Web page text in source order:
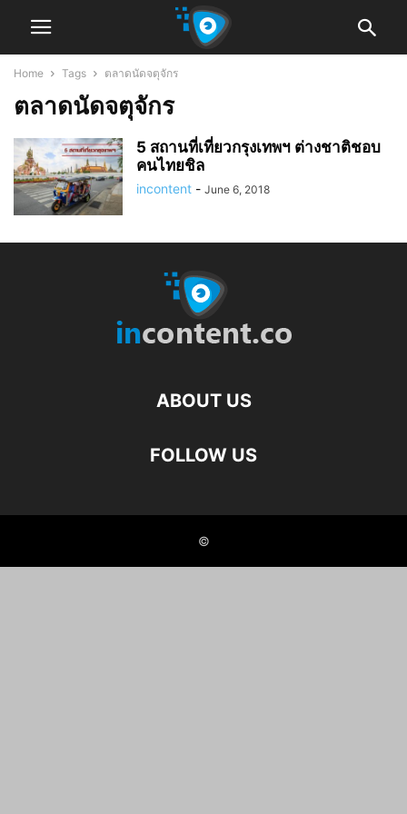
Home Tags ตลาดนัดจตุจักร
ตลาดนัดจตุจักร
5 สถานที่เที่ยวกรุงเทพฯ ต่างชาติชอบ
คนไทยชิล
incontent - June 6, 2018
ABOUT US
FOLLOW US
©